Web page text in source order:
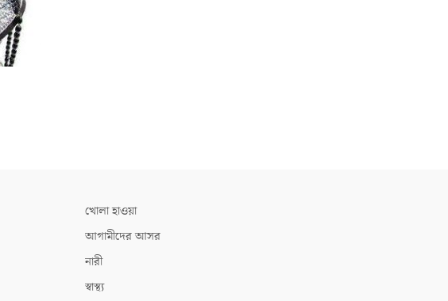
খোলা হাওয়া
আগামীদের আসর
নারী
স্বাস্থ্য